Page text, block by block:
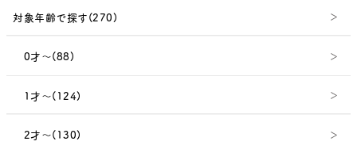
対象年齢で探す(270)
0才～(88)
1才～(124)
2才～(130)